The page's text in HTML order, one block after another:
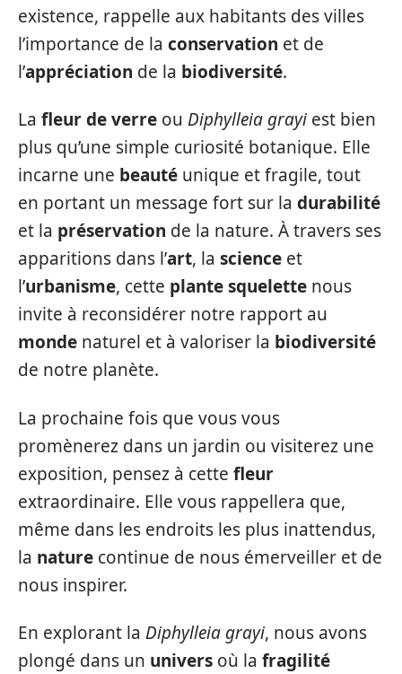
existence, rappelle aux habitants des villes
l’importance de la conservation et de
l’appréciation de la biodiversité.
La fleur de verre ou Diphylleia grayi est bien
plus qu’une simple curiosité botanique. Elle
incarne une beauté unique et fragile, tout
en portant un message fort sur la durabilité
et la préservation de la nature. À travers ses
apparitions dans l’art, la science et
l’urbanisme, cette plante squelette nous
invite à reconsidérer notre rapport au
monde naturel et à valoriser la biodiversité
de notre planète.
La prochaine fois que vous vous
promènerez dans un jardin ou visiterez une
exposition, pensez à cette fleur
extraordinaire. Elle vous rappellera que,
même dans les endroits les plus inattendus,
la nature continue de nous émerveiller et de
nous inspirer.
En explorant la Diphylleia grayi, nous avons
plongé dans un univers où la fragilité